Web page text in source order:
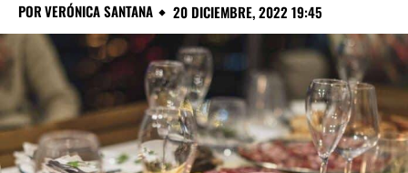
PORVERÓNICA SANTANA 20 DICIEMBRE, 2022 19:45